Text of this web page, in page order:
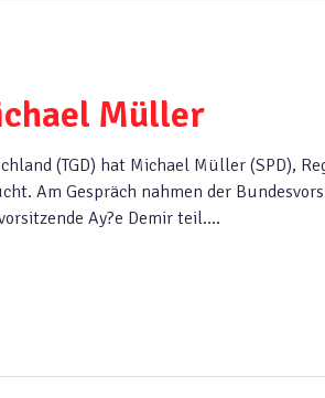
Müller
(TGD) hat Michael Müller (SPD),
Am Gespräch nahmen der
Ay?e Demir teil….